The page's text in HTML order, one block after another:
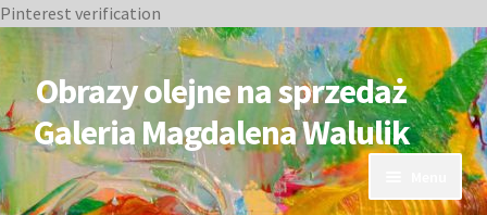
Pinterest verification
do
nawigacji
do
treści
Obrazy olejne na sprzedaż
Galeria Magdalena Walulik